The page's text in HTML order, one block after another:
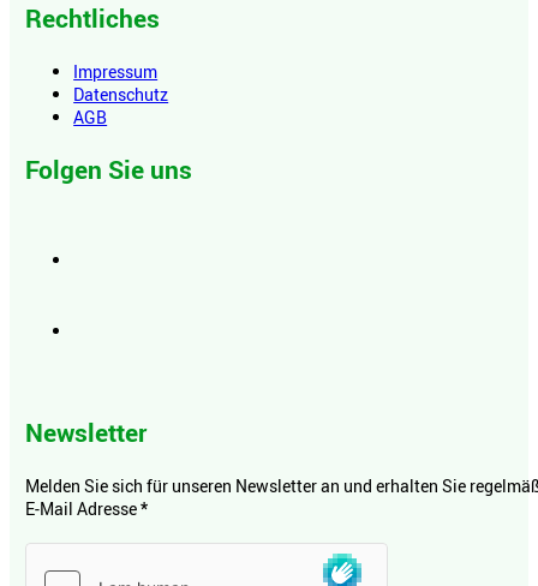
Rechtliches
Impressum
Datenschutz
AGB
Folgen Sie uns
Newsletter
Melden Sie sich für unseren Newsletter an und erhalten Sie
E-Mail Adresse*